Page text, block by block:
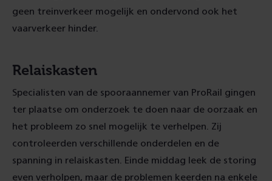
geen treinverkeer mogelijk en ondervond ook het
vaarverkeer hinder.
Relaiskasten
Specialisten van de spooraannemer van ProRail gingen
ter plaatse om onderzoek te doen naar de oorzaak en
het probleem zo snel mogelijk te verhelpen. Zij
controleerden verschillende onderdelen en de
spanning in relaiskasten. Einde middag leek de storing
even verholpen, maar de problemen keerden na enkele